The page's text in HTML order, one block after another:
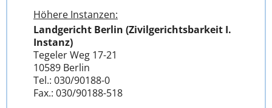
Höhere Instanzen:
Landgericht Berlin (Zivilgerichtsbarkeit I.
Instanz)
Tegeler Weg 17-21
10589 Berlin
Tel.: 030/90188-0
Fax.: 030/90188-518